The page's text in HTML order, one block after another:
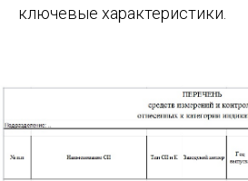
ключевые характеристики.